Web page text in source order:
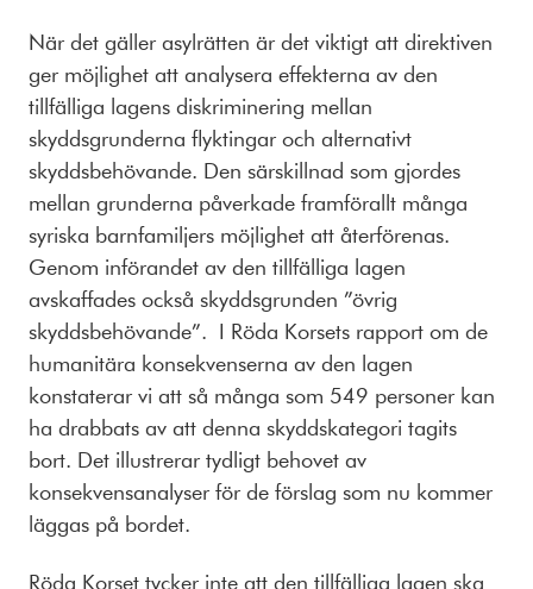
När det gäller asylrätten är det viktigt att direktiven
ger möjlighet att analysera effekterna av den
tillfälliga lagens diskriminering mellan
skyddsgrunderna flyktingar och alternativt
skyddsbehövande. Den särskillnad som gjordes
mellan grunderna påverkade framförallt många
syriska barnfamiljers möjlighet att återförenas.
Genom införandet av den tillfälliga lagen
avskaffades också skyddsgrunden ”övrig
skyddsbehövande”. I Röda Korsets rapport om de
humanitära konsekvenserna av den lagen
konstaterar vi att så många som 549 personer kan
ha drabbats av att denna skyddskategori tagits
bort. Det illustrerar tydligt behovet av
konsekvensanalyser för de förslag som nu kommer
läggas på bordet.
Röda Korset tycker inte att den tillfälliga lagen ska